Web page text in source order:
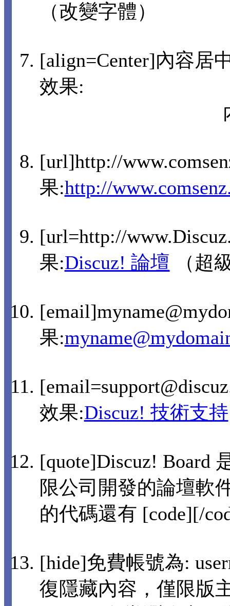
（改變字體）
[align=Center]內容
效果:
[url]http://
果:http://
[url=http://
果:Discuz! 論壇 （超
果:
效果:Discuz! 技術支持
[quote]Discuz! Board
限公司開發的論壇軟
的代碼還有 [code][/
[hide]免費帳號為:
復隱藏內容，僅限版